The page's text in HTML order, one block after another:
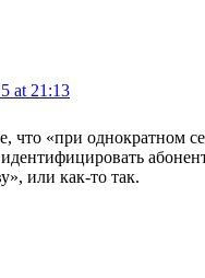
at 21:13
что «при однократном
или как-то так.